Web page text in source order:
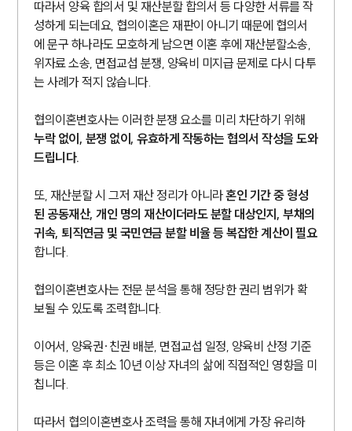
따라서 양육 합의서 및 재산분할 합의서 등 다양한 서류를 작
성하게 되는데요, 협의이혼은 재판이 아니기 때문에 협의서
에 문구 하나라도 모호하게 남으면 이혼 후에 재산분할소송,
위자료 소송, 면접교섭 분쟁, 양육비 미지급 문제로 다시 다투
는 사례가 적지 않습니다.
협의이혼변호사는 이러한 분쟁 요소를 미리 차단하기 위해
누락 없이, 분쟁 없이, 유효하게 작동하는 협의서 작성을 도와
드립니다.
또, 재산분할 시 그저 재산 정리가 아니라혼인 기간 중 형성
된 공동재산, 개인 명의 재산이더라도 분할 대상인지, 부채의
귀속, 퇴직연금 및 국민연금 분할 비율 등 복잡한 계산이 필요
합니다.
협의이혼변호사는 전문 분석을 통해 정당한 권리 범위가 확
보될 수 있도록 조력합니다.
이어서, 양육권·친권 배분, 면접교섭 일정, 양육비 산정 기준
등은 이혼 후 최소 10년 이상 자녀의 삶에 직접적인 영향을 미
칩니다.
따라서 협의이혼변호사 조력을 통해 자녀에게 가장 유리하